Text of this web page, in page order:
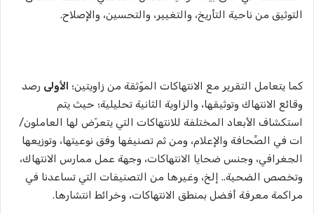
التوثيق من ناحية التأريخ، والتغيير، والتحسين، والإصلاح.
كما يتعامل التقرير مع الانتهاكات الموّثقة من زاويتين؛ الأولى رصد
وقائع الانتهاك وتوثيقها، والزاوية الثانية تحليلية؛ حيث يتم
استكشاف الأبعاد المختلفة للانتهاكات التي يتعرّض لها العاملون/
ات في الصِّحافة والإعلام، ومن ثم تصنيفها وفق نوعيتها، وتوزيعها
الجغرافي، وجنس ضحايا الانتهاكات، وجهة عمل ممارس الانتهاك،
وتخصص الضحية.. إلخ، وغيرها من التصنيفات التي تساعدنا في
مراكمة معرفة أفضل بمنطق الانتهاكات، وخرائط انتشارها.